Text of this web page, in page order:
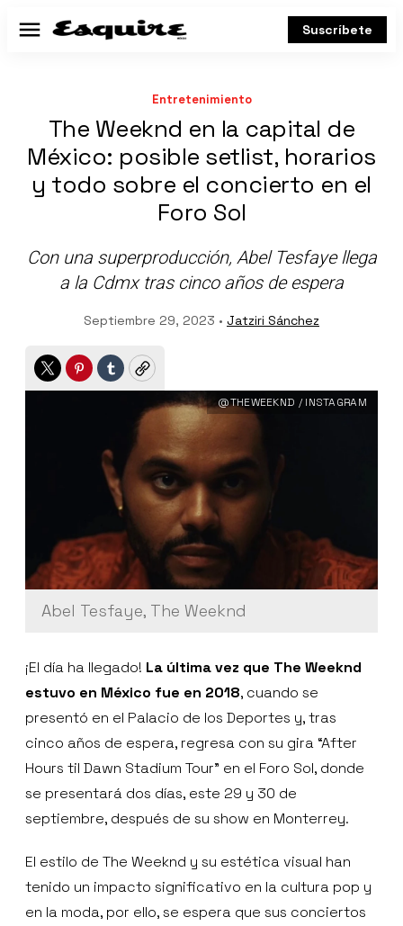
Menú Suscríbete
Entretenimiento
The Weeknd en la capital de
México: posible setlist, horarios
y todo sobre el concierto en el
Foro Sol
Con una superproducción, Abel Tesfaye llega
a la Cdmx tras cinco años de espera
Septiembre 29, 2023 • Jatziri Sánchez
TwitterPinterest
TumblrCopy
Abel Tesfaye, The Weeknd
@THEWEEKND / INSTAGRAM
¡El día ha llegado! La última vez que The Weeknd
estuvo en México fue en 2018, cuando se
presentó en el Palacio de los Deportes y, tras
cinco años de espera, regresa con su gira “After
Hours til Dawn Stadium Tour” en el Foro Sol, donde
se presentará dos días, este 29 y 30 de
septiembre, después de su show en Monterrey.
El estilo de The Weeknd y su estética visual han
tenido un impacto significativo en la cultura pop y
en la moda, por ello, se espera que sus conciertos